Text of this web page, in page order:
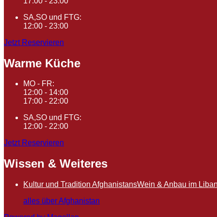
SA,SO und FTG:
12:00 - 23:00
Jetzt Reservieren
Warme Küche
MO - FR:
12:00 - 14:00
17:00 - 22:00
SA,SO und FTG:
12:00 - 22:00
Jetzt Reservieren
Wissen & Weiteres
Kultur und Tradition AfghanistansWein & Anbau im
alles über Afghanistan